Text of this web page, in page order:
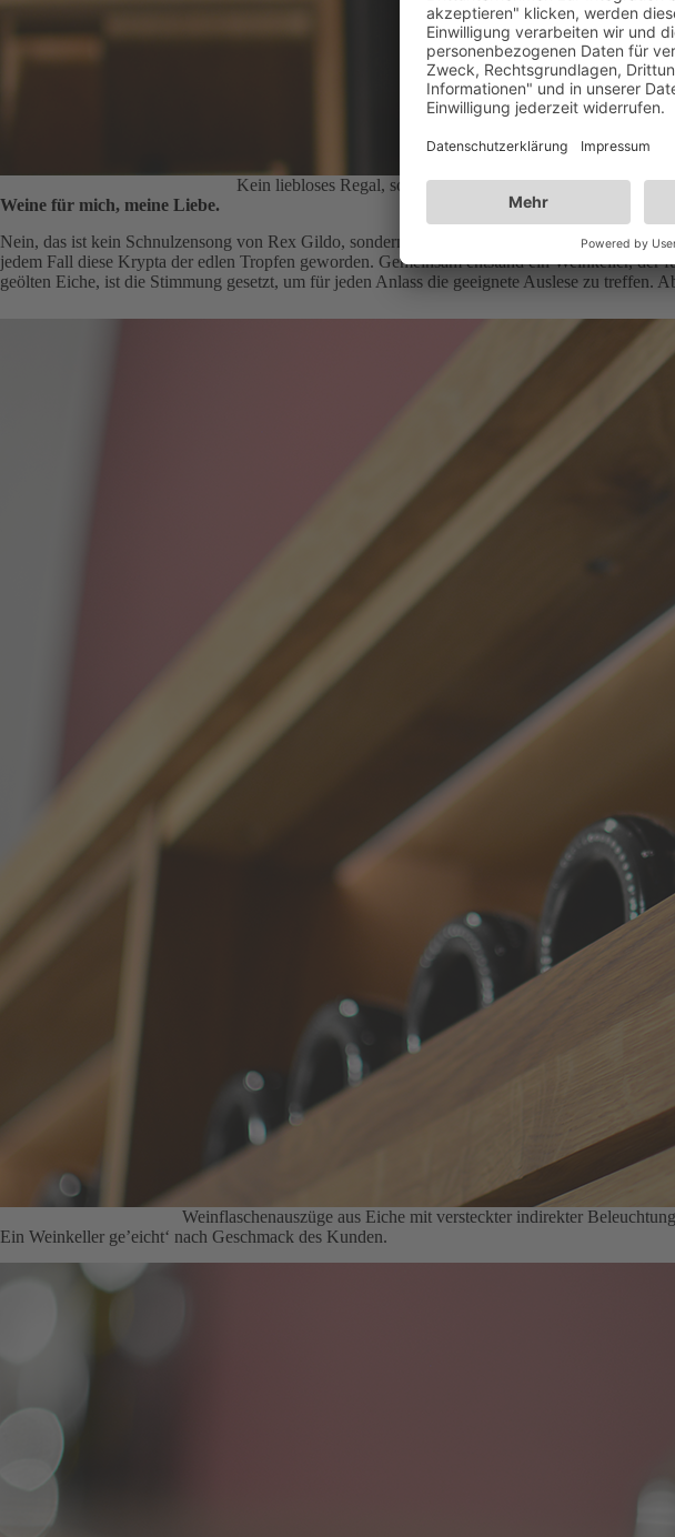
Kein liebloses Regal, sondern ein Weinkeller mit
Weine für mich, meine Liebe.
Nein, das ist kein Schnulzensong von Rex Gildo, sondern so könnte der Wunsch unserer
jedem Fall diese Krypta der edlen Tropfen geworden. Gemeinsam entstand ein Weinkeller,
geölten Eiche, ist die Stimmung gesetzt, um für jeden Anlass die geeignete Auslese zu treffen.
Weinflaschenauszüge aus Eiche mit versteckter indirekter
Ein Weinkeller ge’eicht‘ nach Geschmack des Kunden.